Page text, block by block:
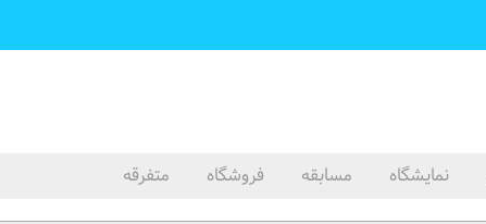
نمایشگاه مسابقه فروشگاه متفرقه